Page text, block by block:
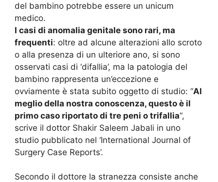
del bambino potrebbe essere un unicum
medico.
I casi di anomalia genitale sono rari, ma
frequenti: oltre ad alcune alterazioni allo scroto
o alla presenza di un ulteriore ano, si sono
osservati casi di ‘difallia’, ma la patologia del
bambino rappresenta un’eccezione e
ovviamente è stata subito oggetto di studio: “Al
meglio della nostra conoscenza, questo è il
primo caso riportato di tre peni o trifallia“,
scrive il dottor Shakir Saleem Jabali in uno
studio pubblicato nel ‘International Journal of
Surgery Case Reports’.
Secondo il dottore la stranezza consiste anche